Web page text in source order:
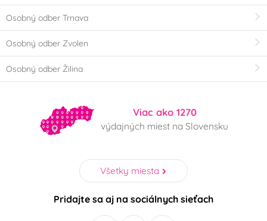
Osobný odber Trnava
Osobný odber Zvolen
Osobný odber Žilina
Viac ako 1270
výdajných miest na Slovensku
Všetky miesta
Pridajte sa aj na sociálnych sieťach